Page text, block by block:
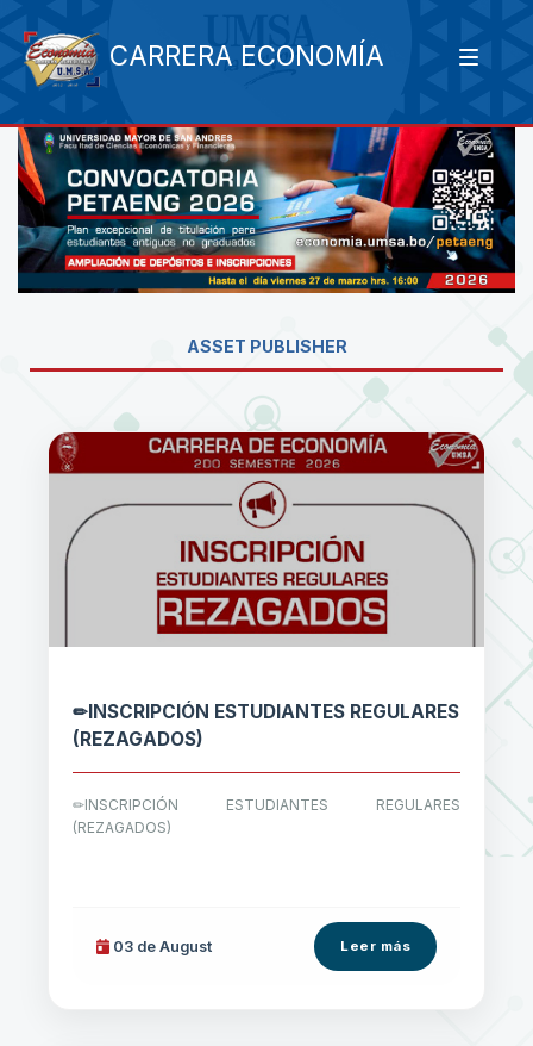
CARRERA ECONOMÍA
ASSET PUBLISHER
✏INSCRIPCIÓN ESTUDIANTES REGULARES
(REZAGADOS)
✏INSCRIPCIÓN ESTUDIANTES REGULARES
(REZAGADOS)
03 de August Leer más